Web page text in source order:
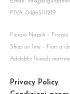
P.IVA: 04863111219
Fioraio Napoli - Fioraio
Shop on line - Fiori a
Addobbi floreali
Privacy Policy